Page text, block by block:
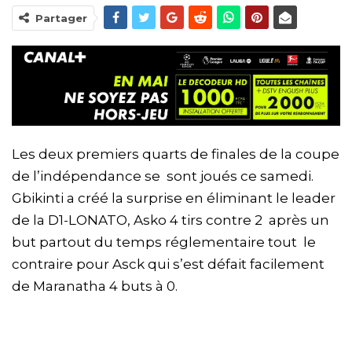
Partager
Les deux premiers quarts de finales de la coupe
de l’indépendance se sont joués ce samedi.
Gbikinti a créé la surprise en éliminant le leader
de la D1-LONATO, Asko 4 tirs contre 2 après un
but partout du temps réglementaire tout le
contraire pour Asck qui s’est défait facilement
de Maranatha 4 buts à 0.